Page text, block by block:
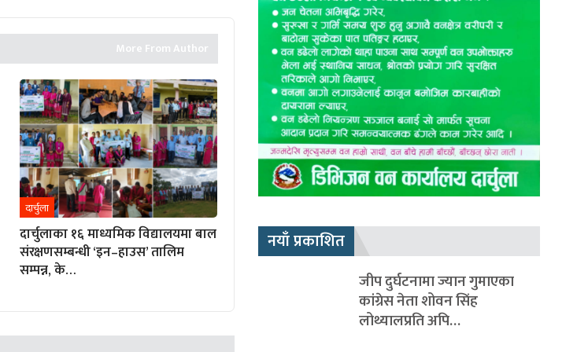
More From Author
दार्चुला
दार्चुलाका १६ माध्यमिक विद्यालयमा बाल
संरक्षणसम्बन्धी ‘इन–हाउस’ तालिम
सम्पन्न, के…
नयाँ प्रकाशित
जीप दुर्घटनामा ज्यान गुमाएका
कांग्रेस नेता शोवन सिंह
लोथ्यालप्रति अपि…